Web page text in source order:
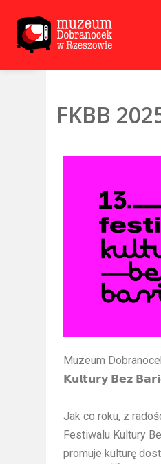
Open toolbar
FKBB
Muzeum
𝗞𝘂𝗹𝘁𝘂𝗿𝘆 𝗕𝗲𝘇
Jak co roku, z
Festiwalu Kultury
promuje kulturę